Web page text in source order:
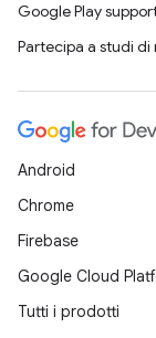
Google Play
Partecipa a studi di
Android
Chrome
Firebase
Google Cloud
Tutti i prodotti